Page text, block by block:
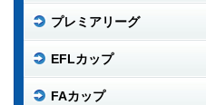
プレミアリーグ
EFLカップ
FAカップ